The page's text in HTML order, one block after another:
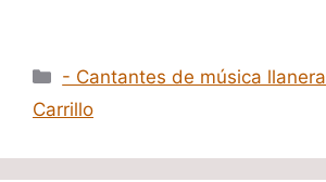
Categorías
- Cantantes de música llanera
Carrillo